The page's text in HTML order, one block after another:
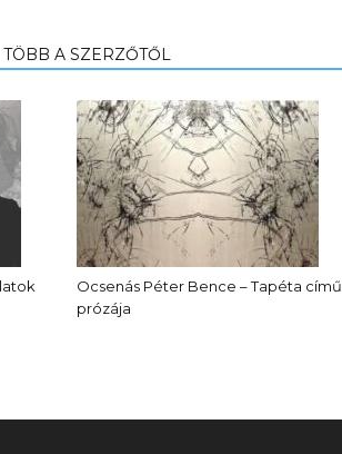
TÖBB A SZERZŐTŐL
Ocsenás Péter Bence – Tapéta című
prózája